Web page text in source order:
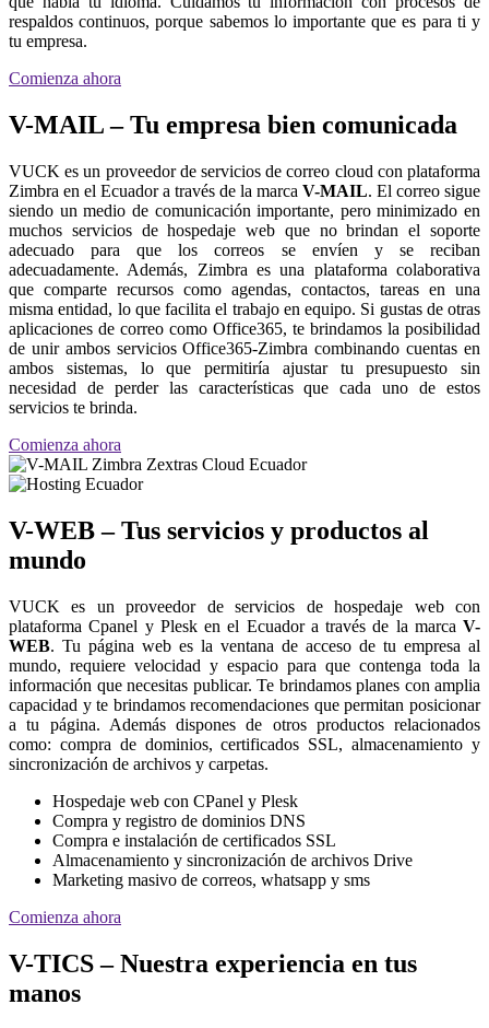
respaldos continuos, porque sabemos lo importante que es para ti y
tu empresa.
Comienza ahora
V-MAIL – Tu empresa bien comunicada
VUCK es un proveedor de servicios de correo cloud con plataforma
Zimbra en el Ecuador a través de la marca V-MAIL. El correo sigue
siendo un medio de comunicación importante, pero minimizado en
muchos servicios de hospedaje web que no brindan el soporte
adecuado para que los correos se envíen y se reciban
adecuadamente. Además, Zimbra es una plataforma colaborativa
que comparte recursos como agendas, contactos, tareas en una
misma entidad, lo que facilita el trabajo en equipo. Si gustas de otras
aplicaciones de correo como Office365, te brindamos la posibilidad
de unir ambos servicios Office365-Zimbra combinando cuentas en
ambos sistemas, lo que permitiría ajustar tu presupuesto sin
necesidad de perder las características que cada uno de estos
servicios te brinda.
Comienza ahora
V-WEB – Tus servicios y productos al
mundo
VUCK es un proveedor de servicios de hospedaje web con
plataforma Cpanel y Plesk en el Ecuador a través de la marca V-
WEB. Tu página web es la ventana de acceso de tu empresa al
mundo, requiere velocidad y espacio para que contenga toda la
información que necesitas publicar. Te brindamos planes con amplia
capacidad y te brindamos recomendaciones que permitan posicionar
a tu página. Además dispones de otros productos relacionados
como: compra de dominios, certificados SSL, almacenamiento y
sincronización de archivos y carpetas.
Hospedaje web con CPanel y Plesk
Compra y registro de dominios DNS
Compra e instalación de certificados SSL
Almacenamiento y sincronización de archivos Drive
Marketing masivo de correos, whatsapp y sms
Comienza ahora
V-TICS – Nuestra experiencia en tus
manos